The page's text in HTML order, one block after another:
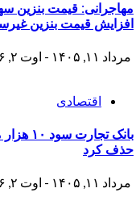
مهاجرانی: قیمت بنزین
افزایش قیمت بنزین
مرداد ۱۱, ۱۴۰۵ - اوت ۲, ۲۰۲۶
اقتصادی
بانک
حذف کرد
مرداد ۱۱, ۱۴۰۵ - اوت ۲, ۲۰۲۶